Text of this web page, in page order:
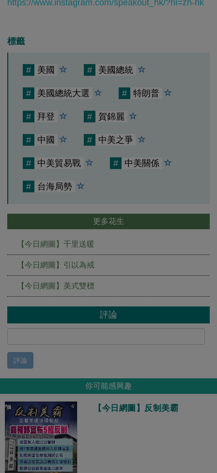
https://www.instagram.com/speakout_hk/?hl=zh-hk
標籤
# 美國 # 美國總統
# 美國總統大選 # 特朗普
# 拜登 # 賀錦麗
# 中國 # 中美之爭
# 中美貿易戰 # 中美關係
# 台海局勢
更多花生
【今日網圖】千里送暖
【今日網圖】引以為戒
【今日網圖】美式雙標
評論
評論
你可能感興趣
【今日網圖】反制美霸